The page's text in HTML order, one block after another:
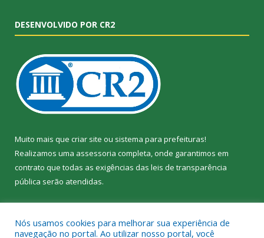
DESENVOLVIDO POR CR2
Muito mais que criar site ou sistema para prefeituras!
Realizamos uma assessoria completa, onde garantimos em
contrato que todas as exigências das leis de transparência
pública serão atendidas.
Nós usamos cookies para melhorar sua experiência de
navegação no portal. Ao utilizar nosso portal, você